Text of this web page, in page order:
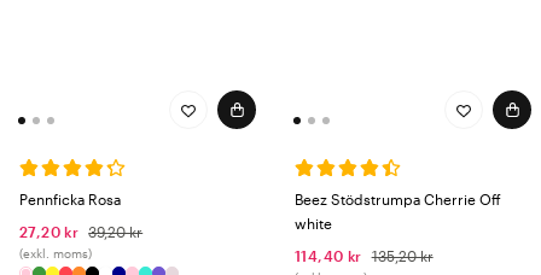
Pennficka Rosa
27,20 kr 39,20 kr
(exkl. moms)
Beez Stödstrumpa Cherrie Off
white
114,40 kr
135,20 kr